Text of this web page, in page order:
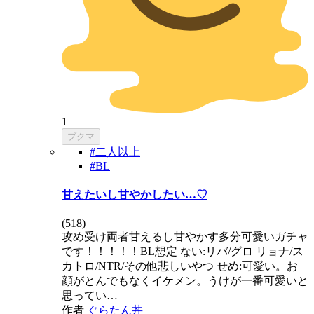
1
ブクマ
#二人以上
#BL
甘えたいし甘やかしたい…♡
(518)
攻め受け両者甘えるし甘やかす多分可愛いガチャ
です！！！！！BL想定 ない:リバ/グロ リョナ/ス
カトロ/NTR/その他悲しいやつ せめ:可愛い。お
顔がとんでもなくイケメン。うけが一番可愛いと
思ってい…
作者 ぐらたん丼